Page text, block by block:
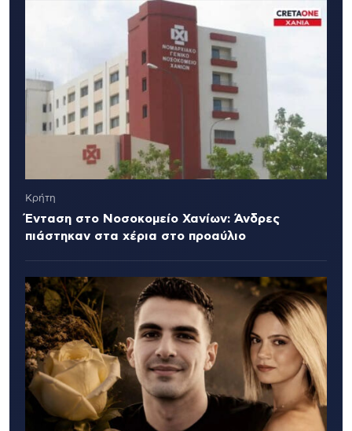
Κρήτη
Ένταση στο Νοσοκομείο Χανίων: Άνδρες
πιάστηκαν στα χέρια στο προαύλιο